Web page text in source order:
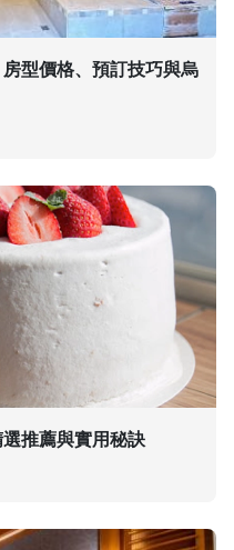
型價格、預訂技巧與烏
推薦與實用秘訣